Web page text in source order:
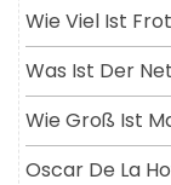
Wie Viel Ist
Was Ist Der
Wie Groß Ist
Oscar De La